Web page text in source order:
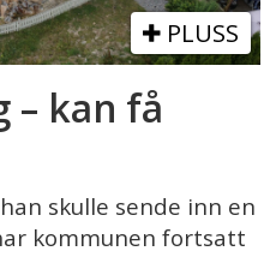
PLUSS
– kan få
skulle sende inn en
kommunen fortsatt